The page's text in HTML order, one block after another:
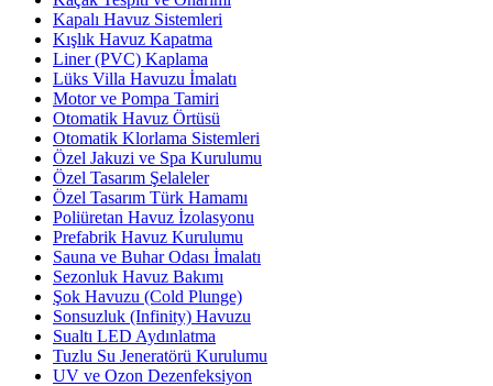
Kapalı Havuz Sistemleri
Kışlık Havuz Kapatma
Liner (PVC) Kaplama
Lüks Villa Havuzu İmalatı
Motor ve Pompa Tamiri
Otomatik Havuz Örtüsü
Otomatik Klorlama Sistemleri
Özel Jakuzi ve Spa Kurulumu
Özel Tasarım Şelaleler
Özel Tasarım Türk Hamamı
Poliüretan Havuz İzolasyonu
Prefabrik Havuz Kurulumu
Sauna ve Buhar Odası İmalatı
Sezonluk Havuz Bakımı
Şok Havuzu (Cold Plunge)
Sonsuzluk (Infinity) Havuzu
Sualtı LED Aydınlatma
Tuzlu Su Jeneratörü Kurulumu
UV ve Ozon Dezenfeksiyon